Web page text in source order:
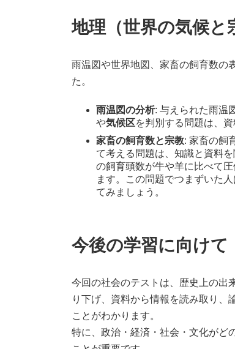
地理（世界の気候と
雨温図や世界地図、家畜の飼育数の
た。
雨温図の分析: 与えられた雨温
や気候区を判別する問題は、
家畜の飼育数と宗教: 家畜の飼
て考える問題は、知識と資料
の飼育頭数が牛や羊に比べて
ます。この問題でつまずいた人
てみましょう。
今後の学習に向けて
今回の社会のテストは、歴史上の出
り下げ、資料から情報を読み取り、
ことがわかります。
特に、政治・経済・社会・文化がど